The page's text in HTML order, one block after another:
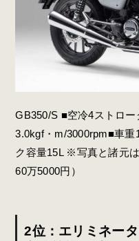
GB350/S ■空冷4ストロ
3.0kgf・m/3000rpm■車
ク容量15L ※写真と諸元
60万5000円）
2位：エリミネー